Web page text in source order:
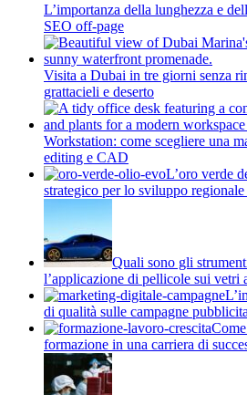
L’importanza della lunghezza e
SEO off-page
Visita a Dubai in tre giorni senza
grattacieli e deserto
Workstation: come scegliere una
editing e CAD
L’oro verde
strategico per lo sviluppo regionale
Quali sono gli
l’applicazione di pellicole sui vetri
di qualità sulle campagne
formazione in una carriera di